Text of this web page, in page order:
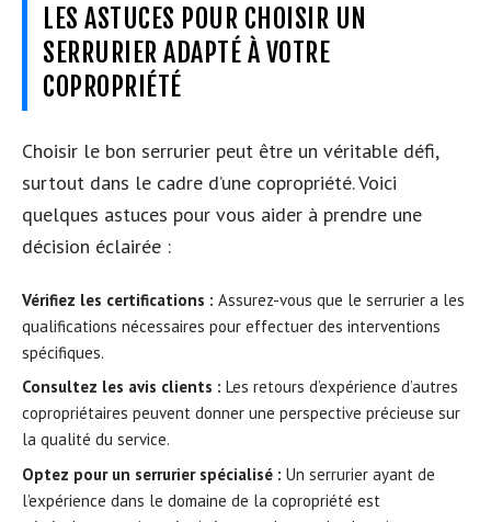
LES ASTUCES POUR CHOISIR UN
SERRURIER ADAPTÉ À VOTRE
COPROPRIÉTÉ
Choisir le bon serrurier peut être un véritable défi,
surtout dans le cadre d’une copropriété. Voici
quelques astuces pour vous aider à prendre une
décision éclairée :
Vérifiez les certifications : Assurez-vous que le serrurier a les
qualifications nécessaires pour effectuer des interventions
spécifiques.
Consultez les avis clients : Les retours d’expérience d’autres
copropriétaires peuvent donner une perspective précieuse sur
la qualité du service.
Optez pour un serrurier spécialisé : Un serrurier ayant de
l’expérience dans le domaine de la copropriété est